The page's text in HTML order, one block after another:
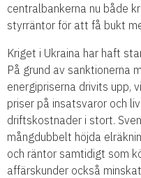
centralbankerna nu både
styrräntor för att få bukt
Kriget i Ukraina har haft
På grund av sanktionerna
energipriserna drivits upp,
priser på insatsvaror och
driftskostnader i stort.
mångdubbelt höjda
och räntor samtidigt som
affärskunder också